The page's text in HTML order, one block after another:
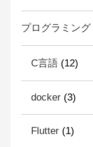
プログラミング
C言語(12)
docker(3)
Flutter(1)